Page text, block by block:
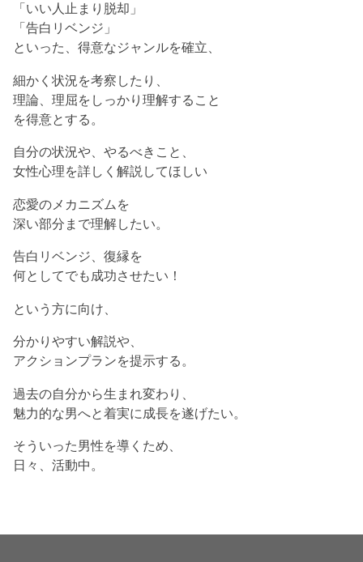
「いい人止まり脱却」
「告白リベンジ」
といった、得意なジャンルを確立、
細かく状況を考察したり、
理論、理屈をしっかり理解すること
を得意とする。
自分の状況や、やるべきこと、
女性心理を詳しく解説してほしい
恋愛のメカニズムを
深い部分まで理解したい。
告白リベンジ、復縁を
何としてでも成功させたい！
という方に向け、
分かりやすい解説や、
アクションプランを提示する。
過去の自分から生まれ変わり、
魅力的な男へと着実に成長を遂げたい。
そういった男性を導くため、
日々、活動中。